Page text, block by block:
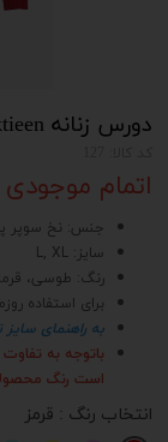
دورس زنانه kooktieen
اتمام موجودی
جنس: نخ سوپر
سایز: L, XL
رنگ: طوسی،
برای استفاده
به راهنمای
باتوجه به
است رنگ محصولات در تصویر
انتخاب رنگ : قرمز